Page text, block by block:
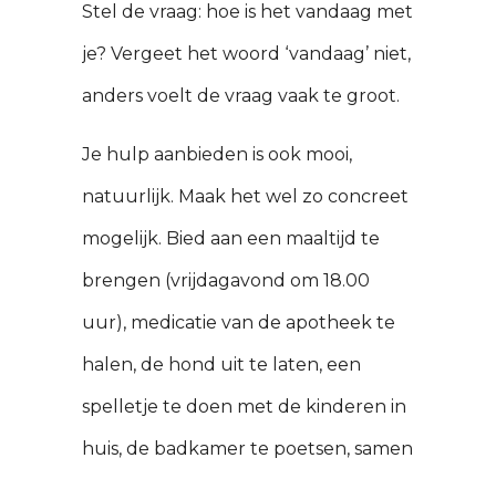
Stel de vraag: hoe is het vandaag met
je? Vergeet het woord ‘vandaag’ niet,
anders voelt de vraag vaak te groot.
Je hulp aanbieden is ook mooi,
natuurlijk. Maak het wel zo concreet
mogelijk. Bied aan een maaltijd te
brengen (vrijdagavond om 18.00
uur), medicatie van de apotheek te
halen, de hond uit te laten, een
spelletje te doen met de kinderen in
huis, de badkamer te poetsen, samen